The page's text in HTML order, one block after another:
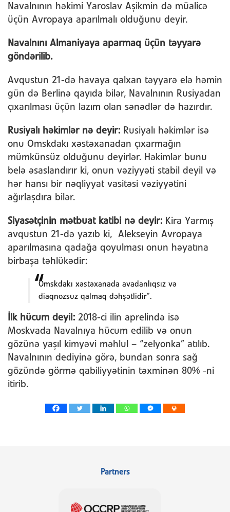
Navalnının həkimi Yaroslav Aşikmin də müalicə
üçün Avropaya aparılmalı olduğunu deyir.
Navalnını Almaniyaya aparmaq üçün təyyarə
göndərilib.
Avqustun 21-də havaya qalxan təyyarə elə həmin
gün də Berlinə qayıda bilər, Navalnının Rusiyadan
çıxarılması üçün lazım olan sənədlər də hazırdır.
Rusiyalı həkimlər nə deyir: Rusiyalı həkimlər isə
onu Omskdakı xəstəxanadan çıxarmağın
mümkünsüz olduğunu deyirlər. Həkimlər bunu
belə əsaslandırır ki, onun vəziyyəti stabil deyil və
hər hansı bir nəqliyyat vasitəsi vəziyyətini
ağırlaşdıra bilər.
Siyasətçinin mətbuat katibi nə deyir: Kira Yarmış
avqustun 21-də yazıb ki, Alekseyin Avropaya
aparılmasına qadağa qoyulması onun həyatına
birbaşa təhlükədir:
Omskdakı xəstəxanada avadanlıqsız və
diaqnozsuz qalmaq dəhşətlidir”.
İlk hücum deyil: 2018-ci ilin aprelində isə
Moskvada Navalnıya hücum edilib və onun
gözünə yaşıl kimyəvi məhlul – “zelyonka” atılıb.
Navalnının dediyinə görə, bundan sonra sağ
gözündə görmə qabiliyyətinin təxminən 80% -ni
itirib.
Partners